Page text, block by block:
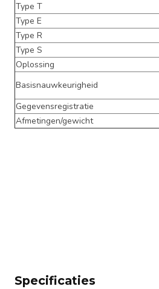
Type T
Type E
Type R
Type S
Oplossing
Basisnauwkeurigheid
Gegevensregistratie
Afmetingen/gewicht
Specificaties